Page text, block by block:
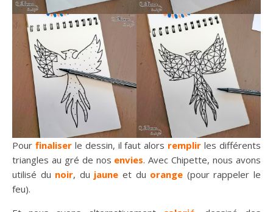
Pour finaliser le dessin, il faut alors remplir les différents
triangles au gré de nos envies. Avec Chipette, nous avons
utilisé du noir, du jaune et du orange (pour rappeler le
feu).